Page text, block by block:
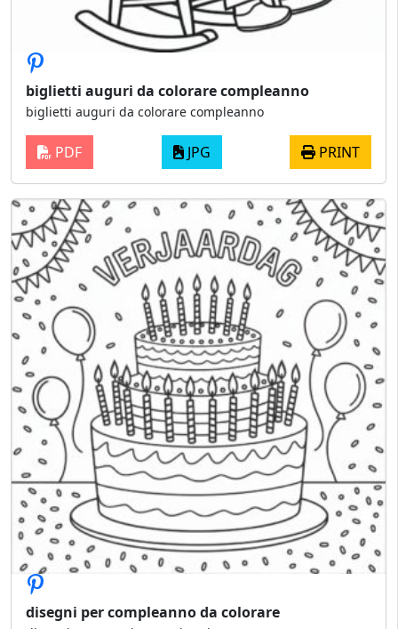
biglietti auguri da colorare compleanno
biglietti auguri da colorare compleanno
PDF JPG PRINT
disegni per compleanno da colorare